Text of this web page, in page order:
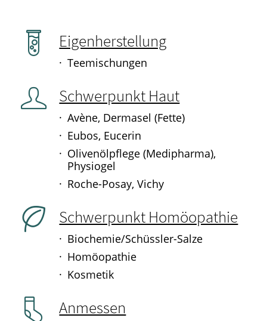
Eigenherstellung
Teemischungen
Schwerpunkt Haut
Avène, Dermasel (Fette)
Eubos, Eucerin
Olivenölpflege (Medipharma),
Physiogel
Roche-Posay, Vichy
Schwerpunkt Homöopathie
Biochemie/Schüssler-Salze
Homöopathie
Kosmetik
Anmessen